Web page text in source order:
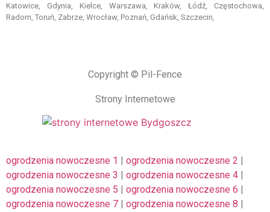
Katowice, Gdynia, Kielce, Warszawa, Kraków, Łódź, Częstochowa,
Radom, Toruń, Zabrze, Wrocław, Poznań, Gdańsk, Szczecin,
Copyright © Pil-Fence
Strony Internetowe
ogrodzenia nowoczesne 1 | ogrodzenia nowoczesne 2 |
ogrodzenia nowoczesne 3 | ogrodzenia nowoczesne 4 |
ogrodzenia nowoczesne 5 | ogrodzenia nowoczesne 6 |
ogrodzenia nowoczesne 7 | ogrodzenia nowoczesne 8 |